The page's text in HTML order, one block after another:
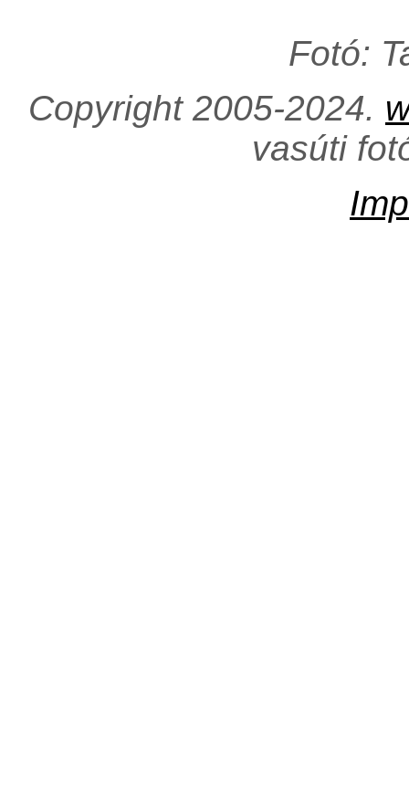
Fotó:
Copyright 2005-2024.
vasúti